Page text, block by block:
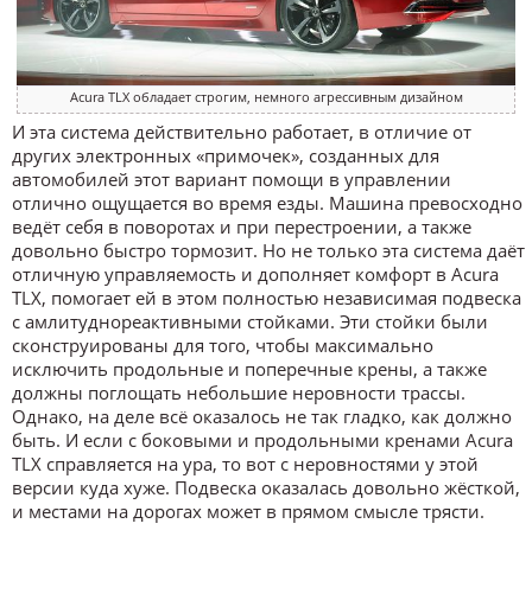
Acura TLX обладает строгим, немного агрессивным дизайном
И эта система действительно работает, в отличие от
других электронных «примочек», созданных для
автомобилей этот вариант помощи в управлении
отлично ощущается во время езды. Машина превосходно
ведёт себя в поворотах и при перестроении, а также
довольно быстро тормозит. Но не только эта система даёт
отличную управляемость и дополняет комфорт в Acura
TLX, помогает ей в этом полностью независимая подвеска
с амлитуднореактивными стойками. Эти стойки были
сконструированы для того, чтобы максимально
исключить продольные и поперечные крены, а также
должны поглощать небольшие неровности трассы.
Однако, на деле всё оказалось не так гладко, как должно
быть. И если с боковыми и продольными кренами Acura
TLX справляется на ура, то вот с неровностями у этой
версии куда хуже. Подвеска оказалась довольно жёсткой,
и местами на дорогах может в прямом смысле трясти.